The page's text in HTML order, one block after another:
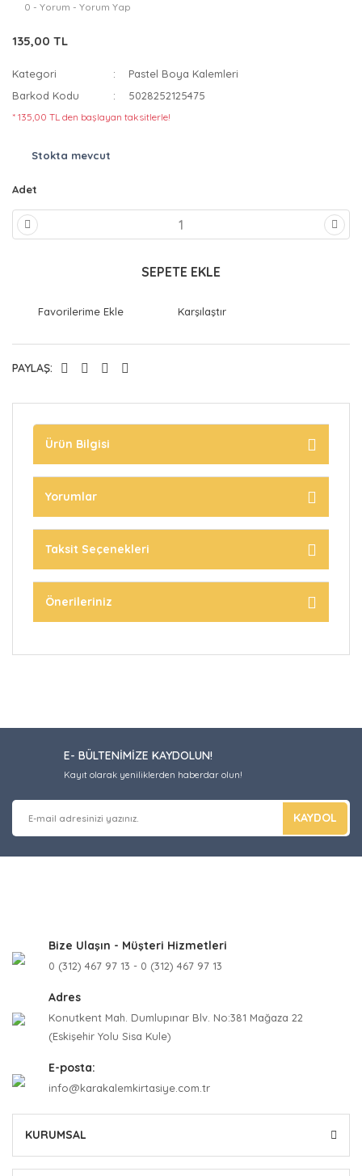
0 - Yorum - Yorum Yap
135,00 TL
Kategori
Pastel Boya Kalemleri
Barkod Kodu
5028252125475
* 135,00 TL den başlayan taksitlerle!
Stokta mevcut
Adet
SEPETE EKLE
Karşılaştır
PAYLAŞ:
Ürün Bilgisi
Yorumlar
Taksit Seçenekleri
Önerileriniz
E- BÜLTENİMİZE KAYDOLUN!
Kayıt olarak yeniliklerden haberdar olun!
KAYDOL
Bize Ulaşın - Müşteri Hizmetleri
0 (312) 467 97 13 - 0 (312) 467 97 13
Adres
Konutkent Mah. Dumlupınar Blv. No:381 Mağaza 22
(Eskişehir Yolu Sisa Kule)
E-posta:
info@karakalemkirtasiye.com.tr
KURUMSAL